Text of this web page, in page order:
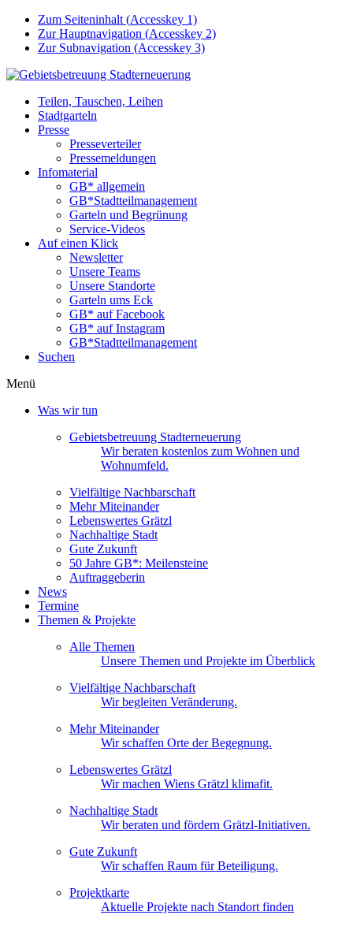
Zum Seiteninhalt (Accesskey 1)
Zur Hauptnavigation (Accesskey 2)
Zur Subnavigation (Accesskey 3)
Teilen, Tauschen, Leihen
Stadtgarteln
Presse
Presseverteiler
Pressemeldungen
Infomaterial
GB* allgemein
GB*Stadtteilmanagement
Garteln und Begrünung
Service-Videos
Auf einen Klick
Newsletter
Unsere Teams
Unsere Standorte
Garteln ums Eck
GB* auf Facebook
GB* auf Instagram
GB*Stadtteilmanagement
Suchen
Menü
Was wir tun
Gebietsbetreuung Stadterneuerung
Wir beraten kostenlos zum Wohnen und
Wohnumfeld.
Vielfältige Nachbarschaft
Mehr Miteinander
Lebenswertes Grätzl
Nachhaltige Stadt
Gute Zukunft
50 Jahre GB*: Meilensteine
Auftraggeberin
News
Termine
Themen & Projekte
Alle Themen
Unsere Themen und Projekte im Überblick
Vielfältige Nachbarschaft
Wir begleiten Veränderung.
Mehr Miteinander
Wir schaffen Orte der Begegnung.
Lebenswertes Grätzl
Wir machen Wiens Grätzl klimafit.
Nachhaltige Stadt
Wir beraten und fördern Grätzl-Initiativen.
Gute Zukunft
Wir schaffen Raum für Beteiligung.
Projektkarte
Aktuelle Projekte nach Standort finden